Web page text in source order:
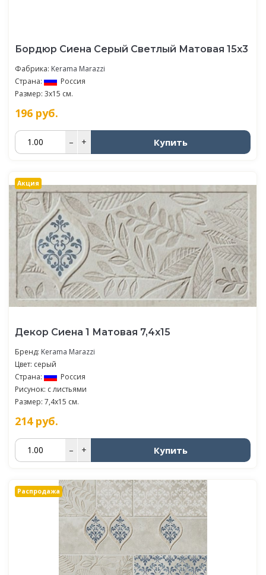
Бордюр Сиена Серый Светлый Матовая 15х3
Фабрика: Kerama Marazzi
Страна:
Россия
Размер: 3x15 см.
196 руб.
– + Купить
Акция
Декор Сиена 1 Матовая 7,4х15
Бренд: Kerama Marazzi
Цвет: серый
Страна:
Россия
Рисунок: с листьями
Размер: 7,4x15 см.
214руб.
– + Купить
Распродажа